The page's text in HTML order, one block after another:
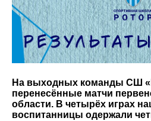
На выходных команды СШ
перенесённые матчи
области. В четырёх играх
воспитанницы одержали